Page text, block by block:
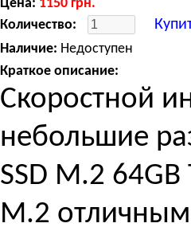
Цена: 1150 грн.
Количество:
Наличие: Недоступен
Краткое описание:
Скоростной
небольшие
SSD M.2
M.2